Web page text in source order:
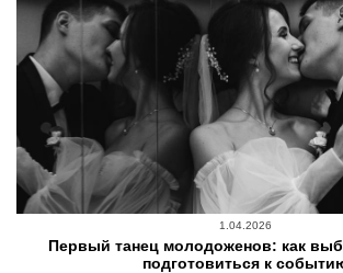
1.04.2026
Первый танец молодоженов: как
подготовиться к